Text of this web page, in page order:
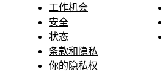
工作机会
安全
状态
条款和隐私
你的隐私权